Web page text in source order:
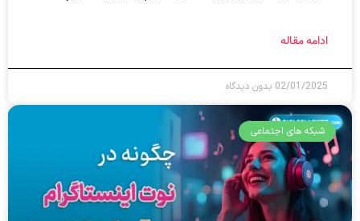
ادامه مقاله
02/01/2025 بدون دیدگاه
شبکه های اجتماعی